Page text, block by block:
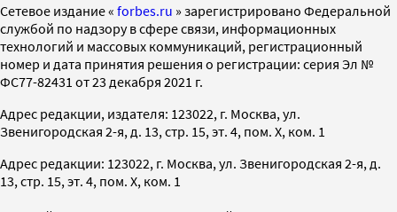
Cетевое издание « forbes.ru » зарегистрировано Федеральной
службой по надзору в сфере связи, информационных
технологий и массовых коммуникаций, регистрационный
номер и дата принятия решения о регистрации: серия Эл №
ФС77-82431 от 23 декабря 2021 г.
Адрес редакции, издателя: 123022, г. Москва, ул.
Звенигородская 2-я, д. 13, стр. 15, эт. 4, пом. X, ком. 1
Адрес редакции: 123022, г. Москва, ул. Звенигородская 2-я, д.
13, стр. 15, эт. 4, пом. X, ком. 1